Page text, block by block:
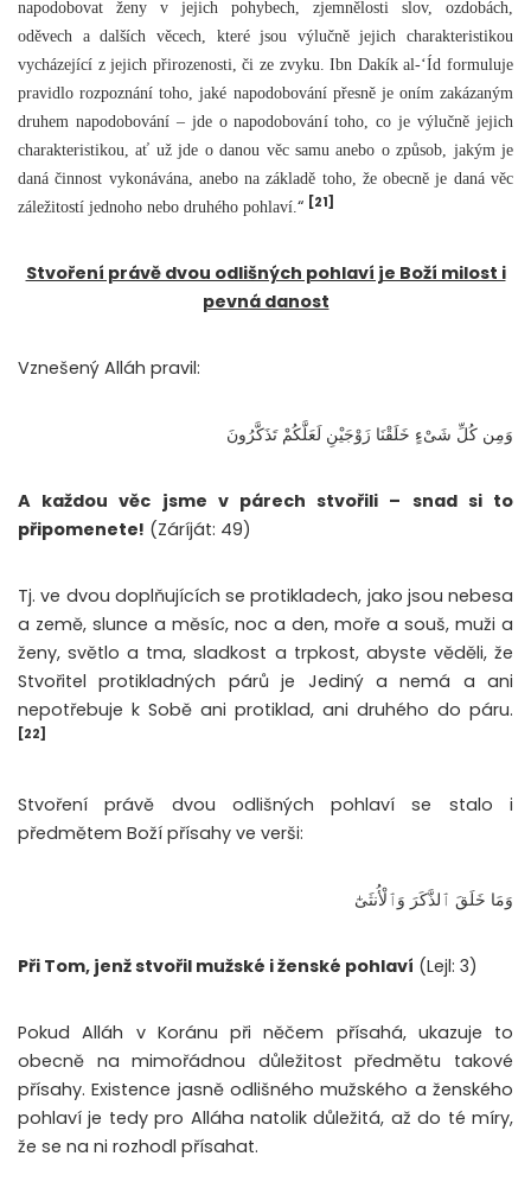
napodobovat ženy v jejich pohybech, zjemnělosti slov, ozdobách,
oděvech a dalších věcech, které jsou výlučně jejich charakteristikou
vycházející z jejich přirozenosti, či ze zvyku. Ibn Dakík al-‘Íd formuluje
pravidlo rozpoznání toho, jaké napodobování přesně je oním zakázaným
druhem napodobování – jde o napodobování toho, co je výlučně jejich
charakteristikou, ať už jde o danou věc samu anebo o způsob, jakým je
daná činnost vykonávána, anebo na základě toho, že obecně je daná věc
záležitostí jednoho nebo druhého pohlaví. “ [21]
Stvoření právě dvou odlišných pohlaví je Boží milost i
pevná danost
Vznešený Alláh pravil:
وَمِن كُلِّ شَىْءٍ خَلَقْنَا زَوْجَيْنِ لَعَلَّكُمْ تَذَكَّرُونَ
A každou věc jsme v párech stvořili – snad si to
připomenete! (Záríját: 49)
Tj. ve dvou doplňujících se protikladech, jako jsou nebesa
a země, slunce a měsíc, noc a den, moře a souš, muži a
ženy, světlo a tma, sladkost a trpkost, abyste věděli, že
Stvořitel protikladných párů je Jediný a nemá a ani
nepotřebuje k Sobě ani protiklad, ani druhého do páru.
[22]
Stvoření právě dvou odlišných pohlaví se stalo i
předmětem Boží přísahy ve verši:
وَمَا خَلَقَ ٱلذَّكَرَ وَٱلْأُنثَىٰٓ
Při Tom, jenž stvořil mužské i ženské pohlaví (Lejl: 3)
Pokud Alláh v Koránu při něčem přísahá, ukazuje to
obecně na mimořádnou důležitost předmětu takové
přísahy. Existence jasně odlišného mužského a ženského
pohlaví je tedy pro Alláha natolik důležitá, až do té míry,
že se na ni rozhodl přísahat.